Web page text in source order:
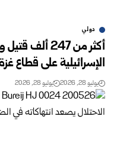
دولي
أكثر من 247
الإسرائيلية على قطاع
يوليو 28, 2026 يوليو 28, 2026